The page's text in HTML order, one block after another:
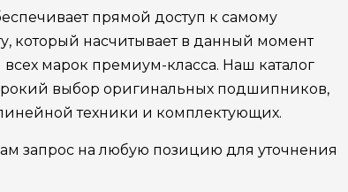
прямой доступ к самому
который насчитывает в данный момент
марок премиум-класса. Наш каталог
выбор оригинальных подшипников,
техники и комплектующих.
запрос на любую позицию для уточнения